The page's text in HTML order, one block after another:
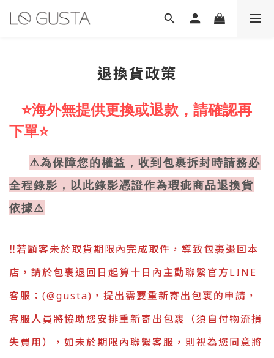
退換貨政策
⭐海外無提供更換或退款，請確認再
下單⭐
⚠為保障您的權益，收到包裹拆封時請務必
全程錄影，以此錄影憑證作為瑕疵商品退換貨
依據⚠
‼️若顧客未於取貨期限內完成取件，導致包裹退回本
店，請於包裹退回日起算十日內主動聯繫官方LINE
客服：(@gusta)，提出需要重新寄出包裹的申請，
客服人員將協助您安排重新寄出包裹（須自付物流損
失費用），如未於期限內聯繫客服，則視為您同意將